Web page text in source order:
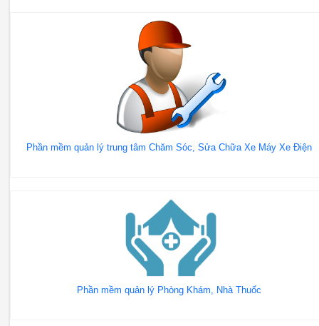
Phần mềm quản lý trung tâm Chăm Sóc, Sửa Chữa Xe Máy Xe Điện
Phần mềm quản lý Phòng Khám, Nhà Thuốc